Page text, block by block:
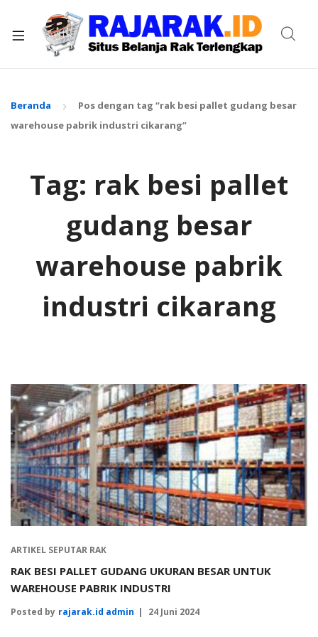
Beranda
Pos dengan tag “rak besi pallet gudang besar
warehouse pabrik industri cikarang”
Tag: rak besi pallet
gudang besar
warehouse pabrik
industri cikarang
ARTIKEL SEPUTAR RAK
RAK BESI PALLET GUDANG UKURAN BESAR UNTUK
WAREHOUSE PABRIK INDUSTRI
Posted by rajarak.id admin 24 Juni 2024